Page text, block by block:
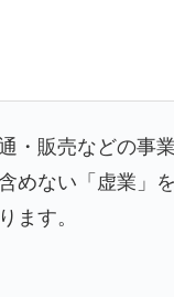
・販売などの事
めない「虚業」
ます。